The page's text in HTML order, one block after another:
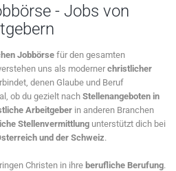
- Jobs von
Jobbörse für den gesamten
uns als modernerchristlicher
denen Glaube und Beruf
ob du gezielt nach Stellenangeboten in
Arbeitgeber in anderen Branchen
Stellenvermittlung unterstützt dich bei
und der Schweiz.
Christen in ihre berufliche Berufung.